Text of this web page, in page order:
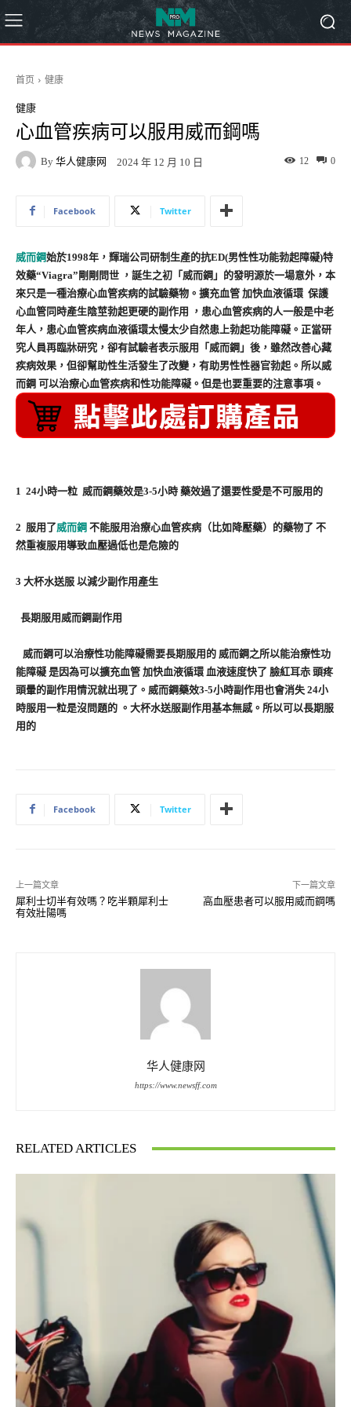
首页 健康
健康
心血管疾病可以服用威而鋼嗎
By 华人健康网 2024 年 12 月 10 日 0
12
Facebook Twitter
威而鋼始於1998年，輝瑞公司研制生產的抗ED(男性性功能勃起障礙)特
效藥“Viagra”剛剛問世 ，誕生之初「威而鋼」的發明源於一場意外，本
來只是一種治療心血管疾病的試驗藥物。擴充血管 加快血液循環 保護
心血管同時產生陰莖勃起更硬的副作用 ，患心血管疾病的人一般是中老
年人，患心血管疾病血液循環太慢太少自然患上勃起功能障礙。正當研
究人員再臨牀研究，卻有試驗者表示服用「威而鋼」後，雖然改善心藏
疾病效果，但卻幫助性生活發生了改變，有助男性性器官勃起。所以威
而鋼 可以治療心血管疾病和性功能障礙。但是也要重要的注意事項。
1 24小時一粒 威而鋼藥效是3-5小時 藥效過了還要性愛是不可服用的
2 服用了威而鋼 不能服用治療心血管疾病（比如降壓藥）的藥物了 不
然重複服用導致血壓過低也是危險的
3 大杯水送服 以減少副作用產生
長期服用威而鋼副作用
威而鋼可以治療性功能障礙需要長期服用的 威而鋼之所以能治療性功
能障礙 是因為可以擴充血管 加快血液循環 血液速度快了 臉紅耳赤 頭疼
頭暈的副作用情況就出現了。威而鋼藥效3-5小時副作用也會消失 24小
時服用一粒是沒問題的 。大杯水送服副作用基本無感。所以可以長期服
用的
Facebook Twitter
上一篇文章
犀利士切半有效嗎？吃半顆犀利士
有效壯陽嗎
下一篇文章
高血壓患者可以服用威而鋼嗎
华人健康网
https://www.newsff.com
RELATED ARTICLES